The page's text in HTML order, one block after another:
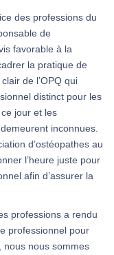
des professions du
de
favorable à la
la pratique de
de l’OPQ qui
distinct pour les
jour et les
inconnues.
d’ostéopathes au
l’heure juste pour
afin d’assurer la
professions a rendu
professionnel pour
nous nous sommes